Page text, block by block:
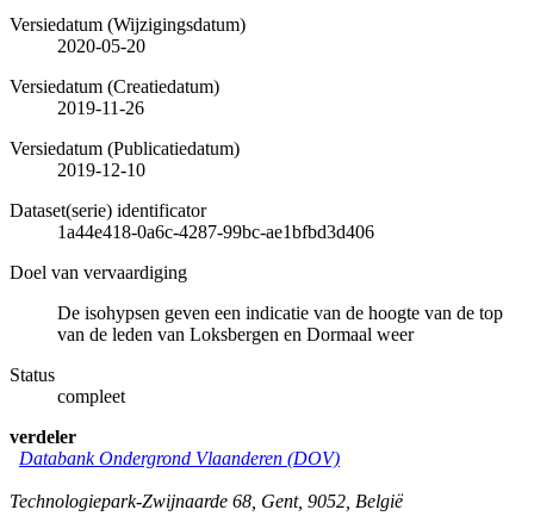
Versiedatum (Wijzigingsdatum)
2020-05-20
Versiedatum (Creatiedatum)
2019-11-26
Versiedatum (Publicatiedatum)
2019-12-10
Dataset(serie) identificator
1a44e418-0a6c-4287-99bc-ae1bfbd3d406
Doel van vervaardiging
De isohypsen geven een indicatie van de hoogte van de top
van de leden van Loksbergen en Dormaal weer
Status
compleet
verdeler
Databank Ondergrond Vlaanderen (DOV)
Technologiepark-Zwijnaarde 68 Gent, 9052 België